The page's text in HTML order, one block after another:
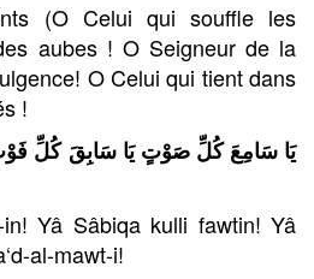
(O Celui qui souffle les
aubes ! O Seigneur de la
O Celui qui tient dans
!
يَا سَامِعَ كُلِّ صَوْتٍ يَا سَابِقَ كُلِّ
Yâ Sâbiqa kulli fawtin! Yâ
al-mawt-i!